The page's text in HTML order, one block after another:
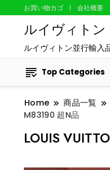
お買い物カゴ 会社概要
ルイヴィト
ルイヴィトン並行輸入
Top Categories
Home 商品一覧
M83190 超N品
LOUIS